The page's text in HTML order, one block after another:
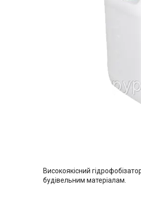
Високоякісний
будівельним матеріалам.